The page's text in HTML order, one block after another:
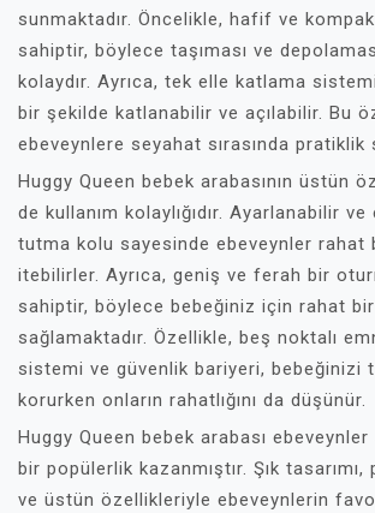
sunmaktadır. Öncelikle, hafif ve
sahiptir, böylece taşıması ve
kolaydır. Ayrıca, tek elle katlama
bir şekilde katlanabilir ve açılabilir. Bu
ebeveynlere seyahat sırasında pratiklik
Huggy Queen bebek arabasının üstün
de kullanım kolaylığıdır. Ayarlanabilir
tutma kolu sayesinde ebeveynler rahat
itebilirler. Ayrıca, geniş ve ferah bir
sahiptir, böylece bebeğiniz için rahat
sağlamaktadır. Özellikle, beş noktalı
sistemi ve güvenlik bariyeri, bebeğinizi
korurken onların rahatlığını da düşünür.
Huggy Queen bebek arabası ebeveynler
bir popülerlik kazanmıştır. Şık tasarımı,
ve üstün özellikleriyle ebeveynlerin